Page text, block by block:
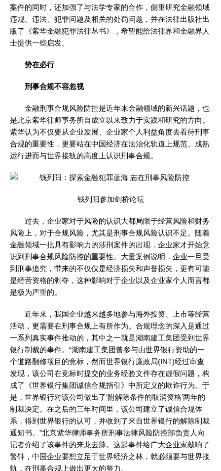
案件的同时，还加强了与法学专家的合作，侧重研究金融领域
违规、违法、犯罪问题及相关的处罚问题，并在法律出版社出
版了《紫华金融犯罪法律丛书》，希望能给法律界和金融界人
士提供一些启发。
势在必行
刑事合规不容忽视
金融刑事合规风险防控是近年来金融领域的新兴话题，也
是北京紫华律师事务所自成立以来致力于实践和研究的方向。
紫华认为不仅要从企业发展、企业家个人利益角度去看待刑事
合规的重要性，更要站在中国经济在法治化轨道上规范、成熟
运行进而与世界接轨的高度上认识刑事合规。
钱列阳参加剑桥论坛
过去，企业家对于风险的认识大都局限于经营风险和财务
风险上，对于合规风险，尤其是刑事合规风险认识不足。随着
金融领域一批具有影响力的涉刑案件的出现，企业家才开始意
识到刑事合规风险防控的重要性。大量案例说明，企业一旦受
到刑事追究，带来的不仅仅是经济损失和声誉损失，更有可能
是经营资格的剥夺，这种影响对于企业以及企业家个人而言都
是极为严重的。
近年来，我国企业越来越多地参与海外投资、上市等经营
活动，更需要在刑事合规上有所作为。合规理念的深入是通过
一系列真实事件推动的，其中之一就是湖南建工集团受到世界
银行制裁的事件。“湖南建工集团曾参与由世界银行资助的一
个道路翻修项目的竞标，然而世界银行廉政局(INT)经过审查
发现，该公司在竞标时提交的业务经验文件存在虚假问题，构
成了《世界银行集团诚信合规指引》中所定义的欺诈行为。于
是，世界银行对该公司做出了‘附解除条件的取消资格’两年的
制裁决定。在之后的三年时间里，该公司建立了诚信合规体
系，得到世界银行的认可，并收到了来自世界银行的解除制裁
通知书。”北京紫华律师事务所刑事法律风险防控部负责人向
记者介绍了该事件的来龙去脉。这起事件给广大企业家敲响了
警钟，中国企业要想立足于世界经济之林，就必须要与世界接
轨，在刑事合规上做出更大的努力。